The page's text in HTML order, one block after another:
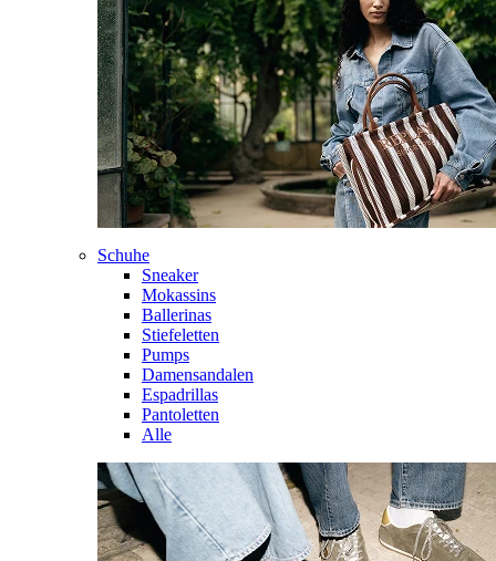
Schuhe
Sneaker
Mokassins
Ballerinas
Stiefeletten
Pumps
Damensandalen
Espadrillas
Pantoletten
Alle